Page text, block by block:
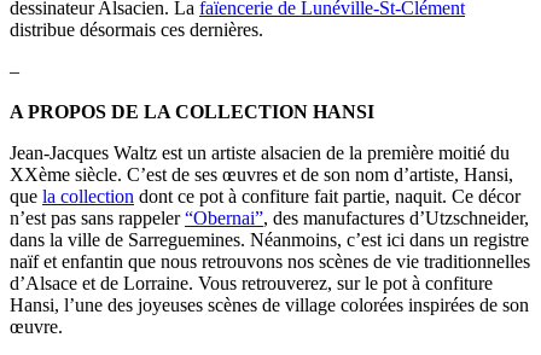
dessinateur Alsacien. La faïencerie de Lunéville-St-Clément
distribue désormais ces dernières.
–
A PROPOS DE LA COLLECTION HANSI
Jean-Jacques Waltz est un artiste alsacien de la première moitié du
XXème siècle. C’est de ses œuvres et de son nom d’artiste, Hansi,
que la collection dont ce pot à confiture fait partie, naquit. Ce décor
n’est pas sans rappeler“Obernai”, des manufactures d’Utzschneider,
dans la ville de Sarreguemines. Néanmoins, c’est ici dans un registre
naïf et enfantin que nous retrouvons nos scènes de vie traditionnelles
d’Alsace et de Lorraine. Vous retrouverez, sur le pot à confiture
Hansi, l’une des joyeuses scènes de village colorées inspirées de son
œuvre.